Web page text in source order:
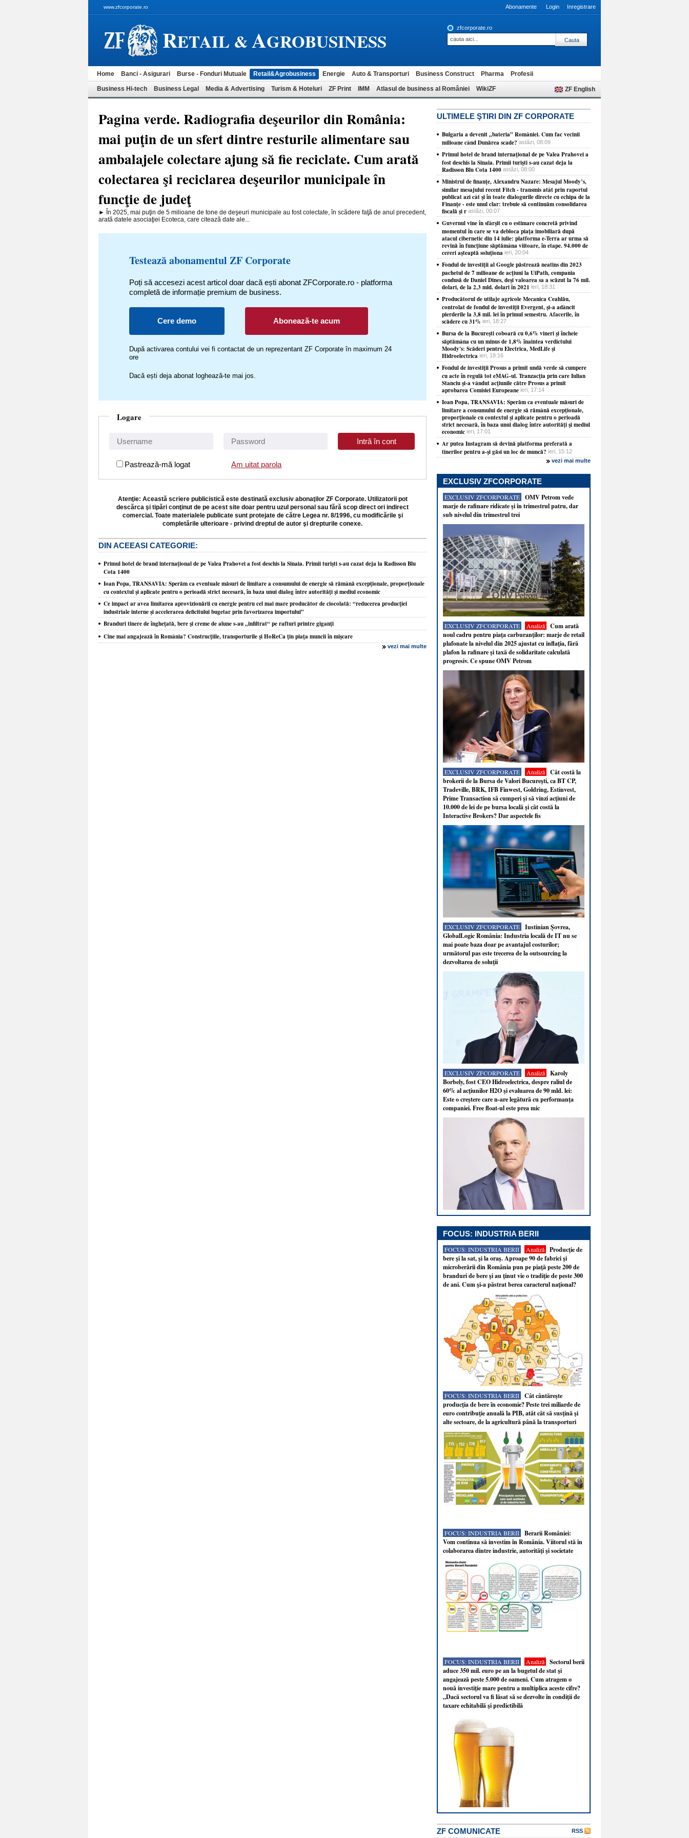
www.zfcorporate.ro Abonamente Login Inregistrare
RETAIL &AGROBUSINESS
zfcorporate.ro
Home Banci - Asigurari Burse - Fonduri Mutuale Retail&Agrobusiness Energie Auto & Transporturi Business Construct Pharma Profesii
Business Hi-tech Business Legal Media & Advertising Turism & Hoteluri ZF Print IMM Atlasul de business al României WikiZF ZF English
Pagina verde. Radiografia deşeurilor din România:
mai puţin de un sfert dintre resturile alimentare sau
ambalajele colectare ajung să fie reciclate. Cum arată
colectarea şi reciclarea deşeurilor municipale în
funcţie de judeţ
► În 2025, mai puţin de 5 milioane de tone de deşeuri municipale au fost colectate, în scădere faţă de anul precedent,
arată datele asociaţiei Ecoteca, care citează date ale...
Testează abonamentul ZF Corporate
Poți să accesezi acest articol doar dacă ești abonat ZFCorporate.ro - platforma
completă de informație premium de business.
Cere demo Abonează-te acum
După activarea contului vei fi contactat de un reprezentant ZF Corporate în maximum 24
ore
Dacă ești deja abonat loghează-te mai jos.
Logare
Pastrează-mă logat Am uitat parola
Atenţie: Această scriere publicistică este destinată exclusiv abonaţilor ZF Corporate. Utilizatorii pot
descărca şi tipări conţinut de pe acest site doar pentru uzul personal sau fără scop direct ori indirect
comercial. Toate materialele publicate sunt protejate de către Legea nr. 8/1996, cu modificările şi
completările ulterioare - privind dreptul de autor şi drepturile conexe.
DIN ACEEASI CATEGORIE:
​Primul hotel de brand internaţional de pe Valea Prahovei a fost deschis la Sinaia. Primii turişti s-au cazat deja la Radisson Blu
Cota 1400
Ioan Popa, TRANSAVIA: Sperăm ca eventuale măsuri de limitare a consumului de energie să rămână excepţionale, proporţionale
cu contextul şi aplicate pentru o perioadă strict necesară, în baza unui dialog între autorităţi şi mediul economic
Ce impact ar avea limitarea aprovizionării cu energie pentru cel mai mare producător de ciocolată: “reducerea producţiei
industriale interne şi accelerarea deficitului bugetar prin favorizarea importului”
Branduri tinere de îngheţată, bere şi creme de alune s-au „infiltrat“ pe rafturi printre giganţi
Cine mai angajează în România? Construcţiile, transporturile şi HoReCa ţin piaţa muncii în mişcare
vezi mai multe
ULTIMELE ŞTIRI DIN ZF CORPORATE
Bulgaria a devenit „bateria” României. Cum fac vecinii
milioane când Dunărea scade? astăzi, 08:09
​Primul hotel de brand internaţional de pe Valea Prahovei a
fost deschis la Sinaia. Primii turişti s-au cazat deja la
Radisson Blu Cota 1400 astăzi, 08:00
Ministrul de finanţe, Alexandru Nazare: Mesajul Moody’s,
similar mesajului recent Fitch - transmis atât prin raportul
publicat azi cât şi în toate dialogurile directe cu echipa de la
Finanţe - este unul clar: trebuie să continuăm consolidarea
fiscală şi r astăzi, 00:07
Guvernul vine în sfârşit cu o estimare concretă privind
momentul în care se va debloca piaţa imobiliară după
atacul cibernetic din 14 iulie: platforma e-Terra ar urma să
revină în funcţiune săptămâna viitoare, în etape. 94.000 de
cereri aşteaptă soluţiona ieri, 20:04
Fondul de investiţii al Google păstrează neatins din 2023
pachetul de 7 milioane de acţiuni la UiPath, compania
condusă de Daniel Dines, deşi valoarea sa a scăzut la 76 mil.
dolari, de la 2,3 mld. dolari în 2021 ieri, 18:31
Producătorul de utilaje agricole Mecanica Ceahlău,
controlat de fondul de investiţii Evergent, şi-a adâncit
pierderile la 3,8 mil. lei în primul semestru. Afacerile, în
scădere cu 31% ieri, 18:27
Bursa de la Bucureşti coboară cu 0,6% vineri şi încheie
săptămâna cu un minus de 1,8% înaintea verdictului
Moody's: Scăderi pentru Electrica, MedLife şi
Hidroelectrica ieri, 18:16
Fondul de investiţii Prosus a primit undă verde să cumpere
cu acte în regulă tot eMAG-ul. Tranzacţia prin care Iulian
Stanciu şi-a vândut acţiunile către Prosus a primit
aprobarea Comisiei Europeane ieri, 17:14
Ioan Popa, TRANSAVIA: Sperăm ca eventuale măsuri de
limitare a consumului de energie să rămână excepţionale,
proporţionale cu contextul şi aplicate pentru o perioadă
strict necesară, în baza unui dialog între autorităţi şi mediul
economic ieri, 17:01
Ar putea Instagram să devină platforma preferată a
tinerilor pentru a-şi găsi un loc de muncă? ieri, 15:12
vezi mai multe
EXCLUSIV ZFCORPORATE
EXCLUSIV ZFCORPORATE
OMV Petrom vede
marje de rafinare ridicate şi în trimestrul patru, dar
sub nivelul din trimestrul trei
EXCLUSIV ZFCORPORATE Analiză
Cum arată
noul cadru pentru piaţa carburanţilor: marje de retail
plafonate la nivelul din 2025 ajustat cu inflaţia, fără
plafon la rafinare şi taxă de solidaritate calculată
progresiv. Ce spune OMV Petrom
EXCLUSIV ZFCORPORATE Analiză
Cât costă la
brokerii de la Bursa de Valori Bucureşti, ca BT CP,
Tradeville, BRK, IFB Finwest, Goldring, Estinvest,
Prime Transaction să cumperi şi să vinzi acţiuni de
10.000 de lei de pe bursa locală şi cât costă la
Interactive Brokers? Dar aspectele fis
EXCLUSIV ZFCORPORATE
Iustinian Şovrea,
GlobalLogic România: Industria locală de IT nu se
mai poate baza doar pe avantajul costurilor;
următorul pas este trecerea de la outsourcing la
dezvoltarea de soluţii
EXCLUSIV ZFCORPORATE Analiză
Karoly
Borbely, fost CEO Hidroelectrica, despre raliul de
60% al acţiunilor H2O şi evaluarea de 90 mld. lei:
Este o creştere care n-are legătură cu performanţa
companiei. Free float-ul este prea mic
FOCUS: INDUSTRIA BERII
FOCUS: INDUSTRIA BERII Analiză
Producţie de
bere şi la sat, şi la oraş. Aproape 90 de fabrici şi
microberării din România pun pe piaţă peste 200 de
branduri de bere şi au ţinut vie o tradiţie de peste 300
de ani. Cum şi-a păstrat berea caracterul naţional?
FOCUS: INDUSTRIA BERII
Cât cântăreşte
producţia de bere în economie? Peste trei miliarde de
euro contribuţie anuală la PIB, atât cât să susţină şi
alte sectoare, de la agricultură până la transporturi
FOCUS: INDUSTRIA BERII
Berarii României:
Vom continua să investim în România. Viitorul stă în
colaborarea dintre industrie, autorităţi şi societate
FOCUS: INDUSTRIA BERII Analiză
Sectorul berii
aduce 350 mil. euro pe an la bugetul de stat şi
angajează peste 5.000 de oameni. Cum atragem o
nouă investiţie mare pentru a multiplica aceste cifre?
„Dacă sectorul va fi lăsat să se dezvolte în condiţii de
taxare echitabilă şi predictibilă
ZF COMUNICATE RSS